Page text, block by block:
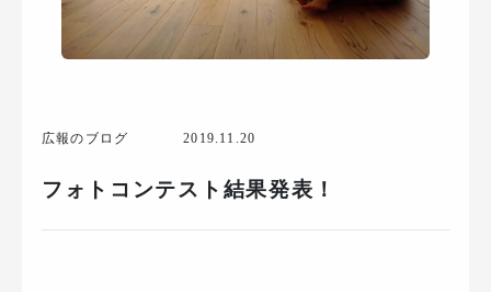
広報のブログ 2019.11.20
フォトコンテスト結果発表！